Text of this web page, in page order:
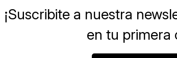
¡Suscribite a nuestra
en tu primera